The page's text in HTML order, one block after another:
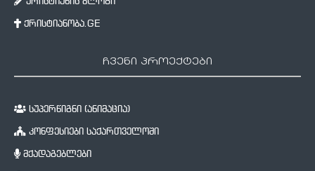
ქრისტიანობა.GE
ჩვენი პროექტები
სუპერწიგნი (ანიმაცია)
კონფესიები საქართველოში
მქადაგებლები